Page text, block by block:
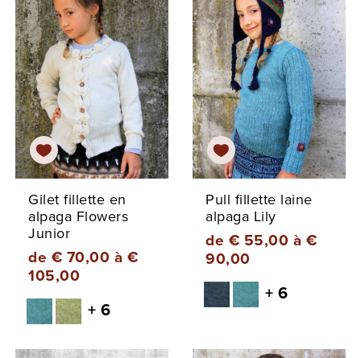
Gilet fillette en
alpaga Flowers
Junior
de € 70,00 à €
105,00
+ 6
Pull fillette laine
alpaga Lily
de € 55,00 à €
90,00
+ 6